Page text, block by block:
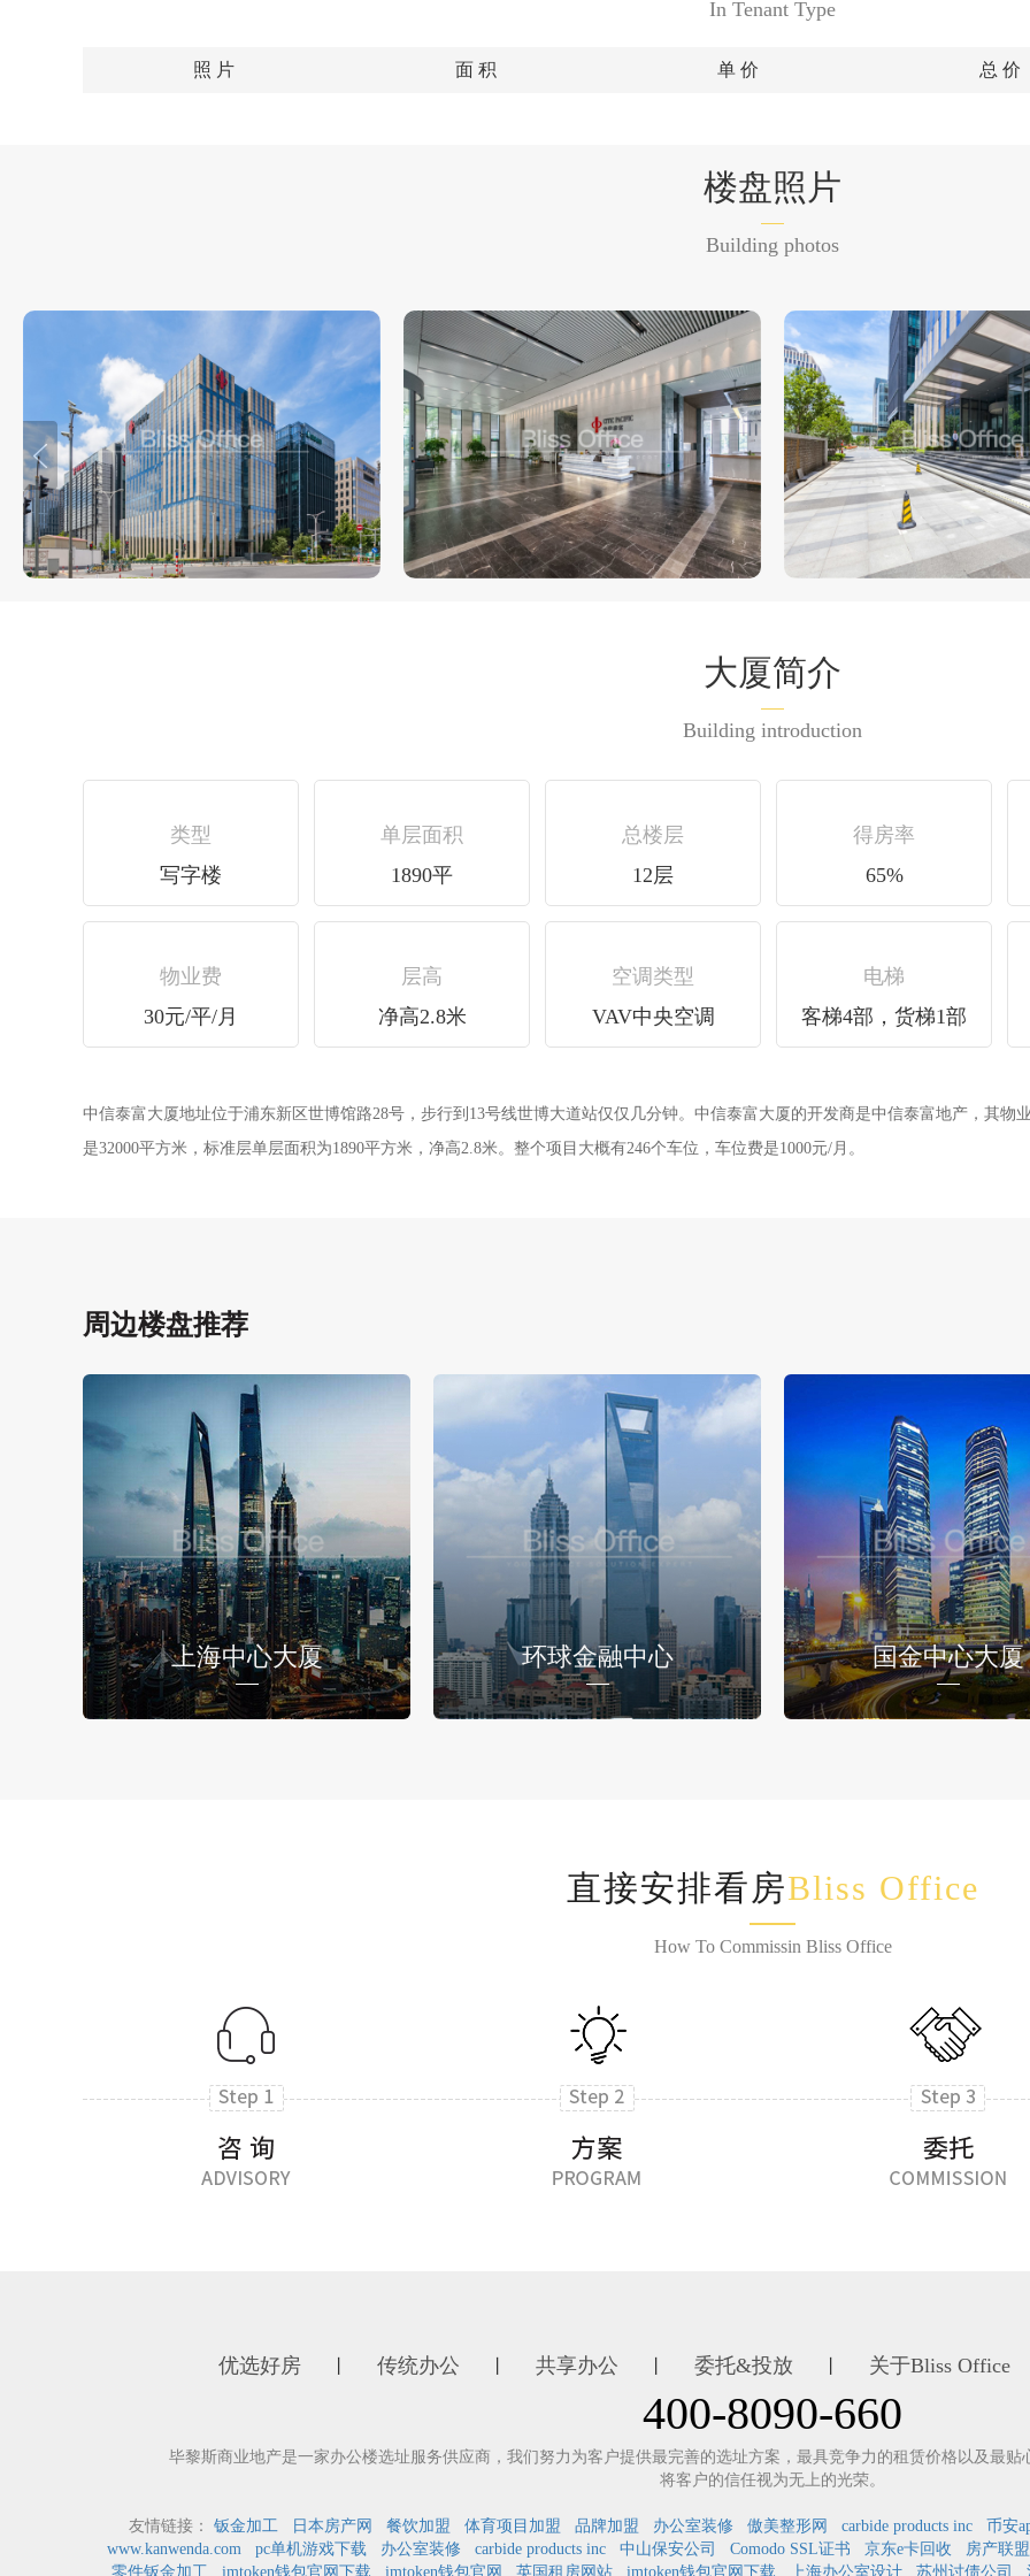
In Tenant Type
照 片 面 积 单 价 总 价
楼盘照片
Building photos
大厦简介
Building introduction
类型
写字楼
单层面积
1890平
总楼层
12层
得房率
65%
物业费
30元/平/月
层高
净高2.8米
空调类型
VAV中央空调
电梯
客梯4部，货梯1部
中信泰富大厦地址位于浦东新区世博馆路28号，步行到13号线世博大道站仅仅几分钟。中信泰富大厦的开发商是中信泰富地产，其
是32000平方米，标准层单层面积为1890平方米，净高2.8米。整个项目大概有246个车位，车位费是1000元/月。
周边楼盘推荐
上海中心大厦 环球金融中心 国金中心大厦
直接安排看房Bliss Office
How To Commissin Bliss Office
优选好房 传统办公 共享办公 委托&投放 关于Bliss Office
400-8090-660
毕黎斯商业地产是一家办公楼选址服务供应商，我们努力为客户提供最完善的选址方案，最具竞争力的租赁价格以及最
将客户的信任视为无上的光荣。
友情链接： 钣金加工 日本房产网 餐饮加盟 体育项目加盟 品牌加盟 办公室装修 傲美整形网 carbide products inc
币安
www.kanwenda.com
pc单机游戏下载 办公室装修 carbide products inc 中山保安公司 Comodo SSL证书 京东e卡回收
房产联
零件钣金加工
imtoken钱包官网下载 imtoken钱包官网 英国租房网站 imtoken钱包官网下载 上海办公室设计 苏州讨债公司